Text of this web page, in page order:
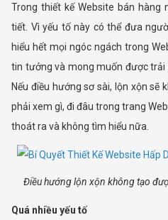
Trong thiết kế Website bán hàng
tiết. Vì yếu tố này có thể đưa
hiểu hết mọi ngóc ngách trong
tin tưởng và mong muốn được trải
Nếu điều hướng sơ sài, lộn xộn sẽ
phải xem gì, đi đâu trong trang
thoát ra và không tìm hiểu nữa.
Điều hướng lộn xộn không tạo
Quá nhiều yếu tố